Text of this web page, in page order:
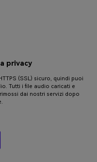
privacy
(SSL) sicuro, quindi puoi
Tutti i file audio caricati e
dai nostri servizi dopo